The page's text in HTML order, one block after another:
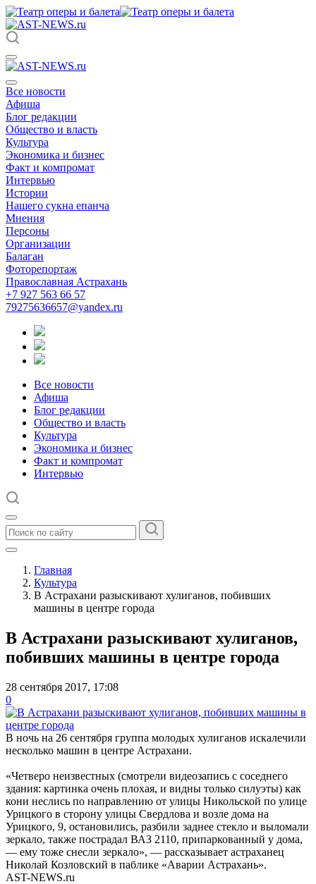
Все новости
Афиша
Блог редакции
Общество и власть
Культура
Экономика и бизнес
Факт и компромат
Интервью
Истории
Нашего сукна епанча
Мнения
Персоны
Организации
Балаган
Фоторепортаж
Православная Астрахань
+7 927 563 66 57
79275636657@yandex.ru
Все новости
Афиша
Блог редакции
Общество и власть
Культура
Экономика и бизнес
Факт и компромат
Интервью
Главная
Культура
В Астрахани разыскивают хулиганов, побивших
машины в центре города
В Астрахани разыскивают хулиганов,
побивших машины в центре города
28 сентября 2017, 17:08
0
В ночь на 26 сентября группа молодых хулиганов искалечили
несколько машин в центре Астрахани.
«Четверо неизвестных (смотрели видеозапись с соседнего
здания: картинка очень плохая, и видны только силуэты) как
кони неслись по направлению от улицы Никольской по улице
Урицкого в сторону улицы Свердлова и возле дома на
Урицкого, 9, остановились, разбили заднее стекло и выломали
зеркало, также пострадал ВАЗ 2110, припаркованный у дома,
— ему тоже снесли зеркало», — рассказывает астраханец
Николай Козловский в паблике «Аварии Астрахань».
AST-NEWS.ru